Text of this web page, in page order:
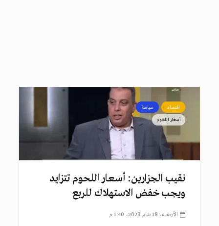
اقتصاد سياسة
أسعار اللحوم
نقيب الجزارين: أسعار اللحوم تتزايد
ويجب خفض الاستهلاك للربع
الأربعاء، 18 يناير 2023، 1:40 م